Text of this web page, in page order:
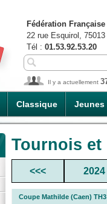
Classique Jeunes
Fédération
22 rue Esquirol,
Tél : 01.53.92.53.20
Il y a actuellement
Tournois
<<< 2024
Coupe Mathilde (Caen) TH3